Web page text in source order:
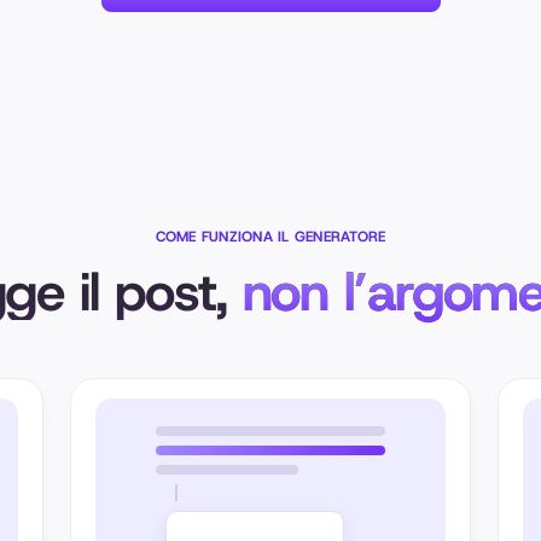
COME FUNZIONA IL GENERATORE
il post, non